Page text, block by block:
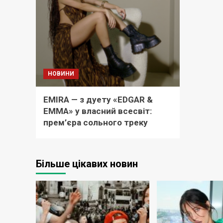
НОВИНИ
EMIRA — з дуету «EDGAR &
EMMA» у власний всесвіт:
прем’єра сольного треку
Більше цікавих новин